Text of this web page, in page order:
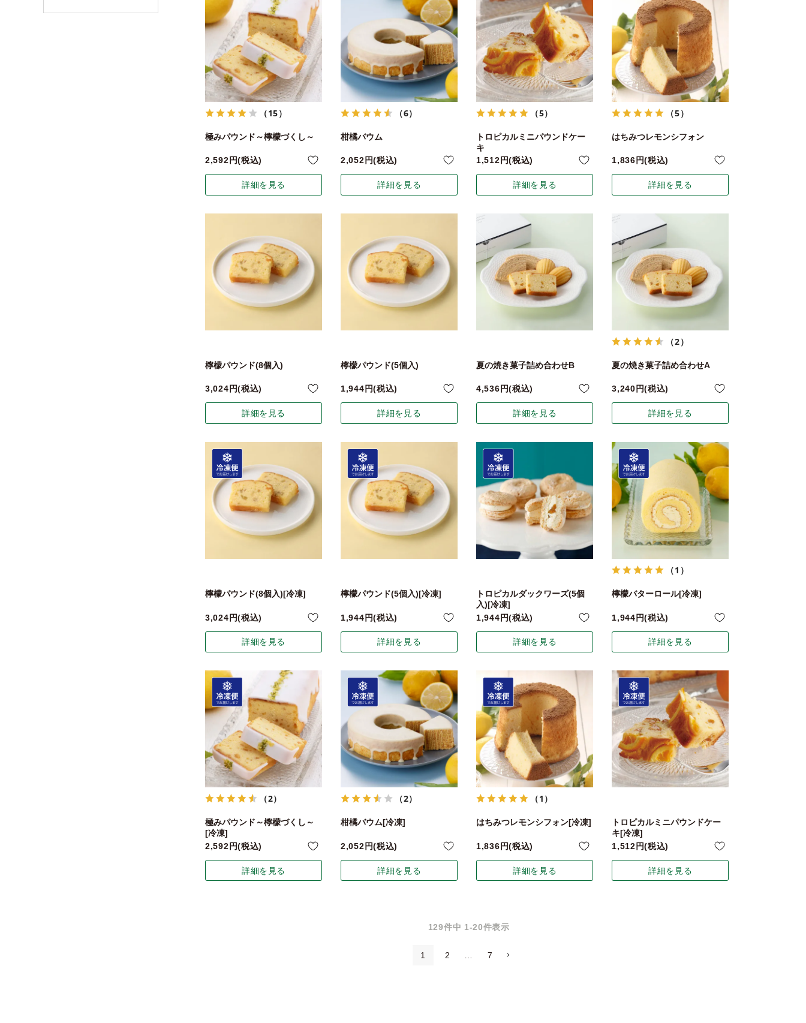
（15）
極みパウンド～檸檬づくし～
2,592 税込
詳細を見る
（6）
柑橘バウム
2,052 税込
詳細を見る
（5）
トロピカルミニパウンドケー
キ
1,512
税込
詳細を見る
（5）
はちみつレモンシフォン
1,836 税込
詳細を見る
檸檬パウンド(8個入)
3,024 税込
詳細を見る
檸檬パウンド(5個入)
1,944 税込
詳細を見る
夏の焼き菓子詰め合わせB
4,536 税込
詳細を見る
（2）
夏の焼き菓子詰め合わせA
3,240 税込
詳細を見る
檸檬パウンド(8個入)[冷凍]
3,024 税込
詳細を見る
檸檬パウンド(5個入)[冷凍]
1,944 税込
詳細を見る
トロピカルダックワーズ(5個
入)[冷凍]
1,944
税込
詳細を見る
（1）
檸檬バターロール[冷凍]
1,944 税込
詳細を見る
（2）
極みパウンド～檸檬づくし～
[冷凍]
2,592
税込
詳細を見る
（2）
柑橘バウム[冷凍]
2,052 税込
詳細を見る
（1）
はちみつレモンシフォン[冷凍]
1,836 税込
詳細を見る
トロピカルミニパウンドケー
キ[冷凍]
1,512
税込
詳細を見る
129件中 1-20件表示
1 2 7